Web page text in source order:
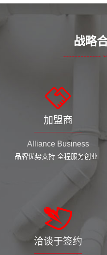
战略
加盟商
Alliance Business
品牌优势支持 全程服务创业
洽谈于签约